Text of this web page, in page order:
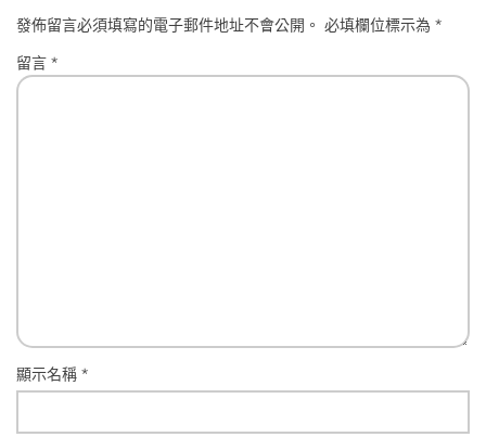
發佈留言必須填寫的電子郵件地址不會公開。 必填欄位標示為*
留言*
顯示名稱*